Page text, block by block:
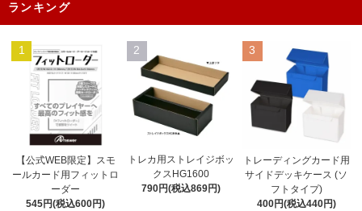
ランキング
1
【公式WEB限定】スモ
ールカード用フィットロ
ーダー
545円(税込600円)
2
トレカ用ストレイジボッ
クスHG1600
790円(税込869円)
3
トレーディングカード用
サイドデッキケース (ソ
フトタイプ)
400円(税込440円)